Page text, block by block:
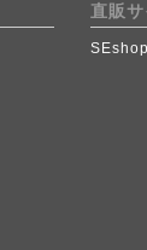
直販サ